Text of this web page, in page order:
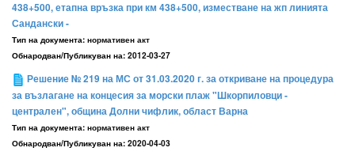
438+500, етапна връзка при км 438+500, изместване на жп линията
Сандански -
Тип на документа: нормативен акт
Обнародван/Публикуван на: 2012-03-27
Решение № 219 на МС от 31.03.2020 г. за откриване на процедура
за възлагане на концесия за морски плаж "Шкорпиловци -
централен", община Долни чифлик, област Варна
Тип на документа: нормативен акт
Обнародван/Публикуван на: 2020-04-03